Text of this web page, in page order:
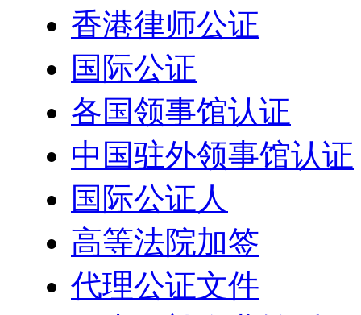
香港律师公证
国际公证
各国领事馆认证
中国驻外领事馆认证
国际公证人
高等法院加签
代理公证文件